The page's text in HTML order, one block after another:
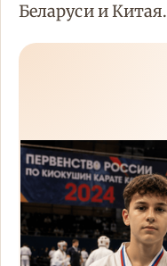
Беларуси и Китая.